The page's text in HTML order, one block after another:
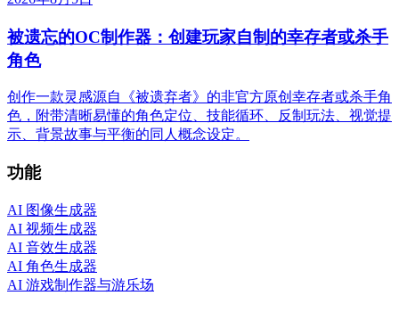
被遗忘的OC制作器：创建玩家自制的幸存者或杀手
角色
创作一款灵感源自《被遗弃者》的非官方原创幸存者或杀手角
色，附带清晰易懂的角色定位、技能循环、反制玩法、视觉提
示、背景故事与平衡的同人概念设定。
功能
AI 图像生成器
AI 视频生成器
AI 音效生成器
AI 角色生成器
AI 游戏制作器与游乐场